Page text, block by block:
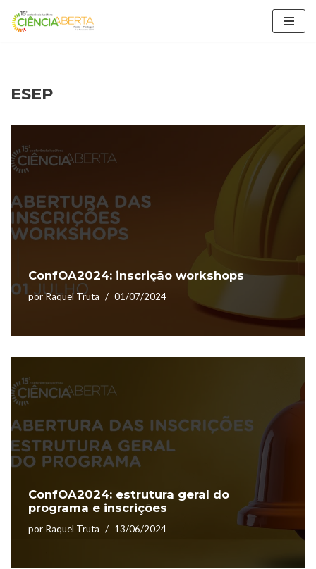
conteúdo
ESEP
ConfOA2024: inscrição workshops
porRaquel Truta 01/07/2024
ConfOA2024: estrutura geral do
programa e inscrições
por Raquel Truta 13/06/2024